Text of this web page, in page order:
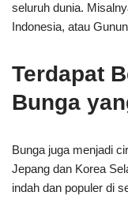
seluruh dunia.
Indonesia, atau
Terdapat
Bunga
Bunga juga menjadi
Jepang dan Korea
indah dan populer di